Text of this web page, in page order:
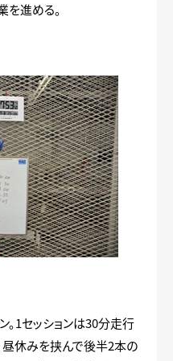
を進める。
。1セッションは30分走行
昼休みを挟んで後半2本の